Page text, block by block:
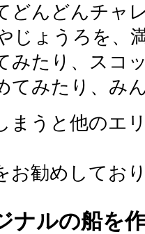
どんどんチャ
じょうろを、
みたり、スコ
てみたり、み
まうと他のエ
お勧めしてお
ナルの船を